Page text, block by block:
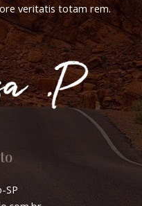
veritatis totam rem.
SP